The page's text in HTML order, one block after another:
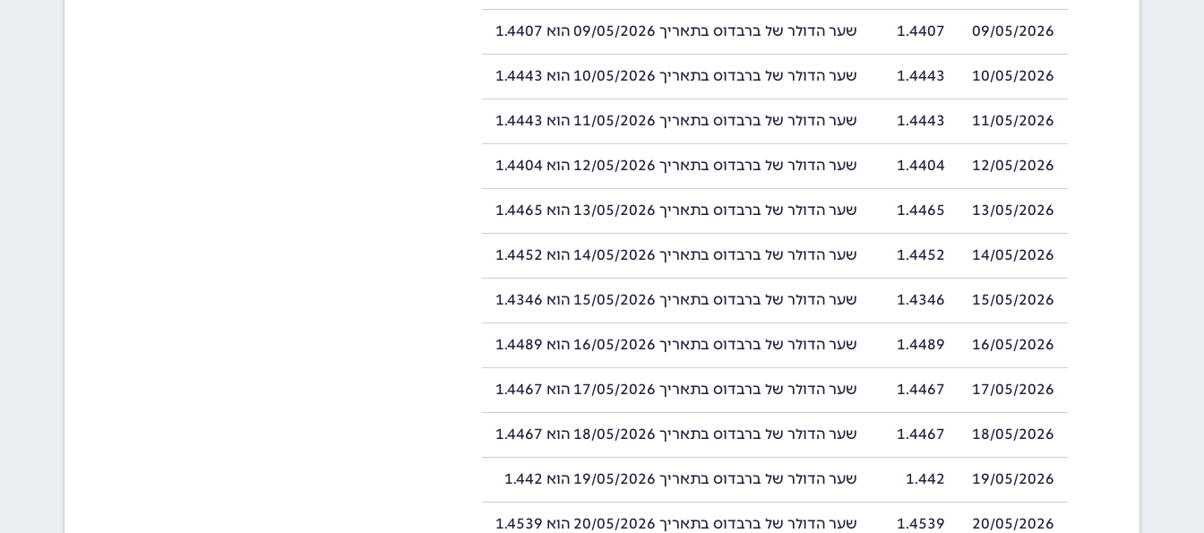
09/05/2026
1.4407 שער הדולר של ברבדוס בתאריך 09/05/2026 הוא 1.4407
10/05/2026
1.4443 שער הדולר של ברבדוס בתאריך 10/05/2026 הוא 1.4443
11/05/2026
1.4443 שער הדולר של ברבדוס בתאריך 11/05/2026 הוא 1.4443
12/05/2026
1.4404 שער הדולר של ברבדוס בתאריך 12/05/2026 הוא 1.4404
13/05/2026
1.4465 שער הדולר של ברבדוס בתאריך 13/05/2026 הוא 1.4465
14/05/2026
1.4452 שער הדולר של ברבדוס בתאריך 14/05/2026 הוא 1.4452
15/05/2026
1.4346 שער הדולר של ברבדוס בתאריך 15/05/2026 הוא 1.4346
16/05/2026
1.4489 שער הדולר של ברבדוס בתאריך 16/05/2026 הוא 1.4489
17/05/2026
1.4467 שער הדולר של ברבדוס בתאריך 17/05/2026 הוא 1.4467
18/05/2026
1.4467 שער הדולר של ברבדוס בתאריך 18/05/2026 הוא 1.4467
19/05/2026
1.442 שער הדולר של ברבדוס בתאריך 19/05/2026 הוא 1.442
20/05/2026
1.4539 שער הדולר של ברבדוס בתאריך 20/05/2026 הוא 1.4539